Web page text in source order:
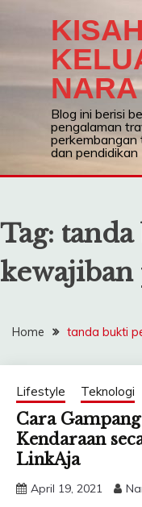
NARA
Blog ini berisi
pengalaman
perkembangan
dan pendidikan
Tag:
Home tanda bukti
Lifestyle Teknologi
Cara
Kendaraan
LinkAja
April 19, 2021